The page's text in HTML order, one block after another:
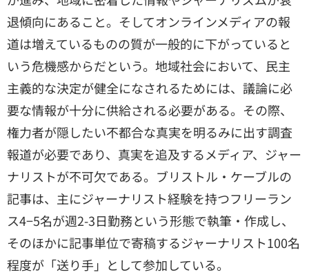
退傾向にあること。そしてオンラインメディアの報
道は増えているものの質が一般的に下がっていると
いう危機感からだという。地域社会において、民主
主義的な決定が健全になされるためには、議論に必
要な情報が十分に供給される必要がある。その際、
権力者が隠したい不都合な真実を明るみに出す調査
報道が必要であり、真実を追及するメディア、ジャー
ナリストが不可欠である。ブリストル・ケーブルの
記事は、主にジャーナリスト経験を持つフリーラン
ス4−5名が週2-3日勤務という形態で執筆・作成し、
そのほかに記事単位で寄稿するジャーナリスト100名
程度が「送り手」として参加している。